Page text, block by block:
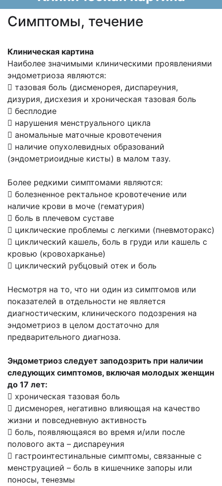
Cимптомы, течение
Клиническая картина
Наиболее значимыми клиническими проявлениями
эндометриоза являются:
 тазовая боль (дисменорея, диспареуния,
дизурия, дисхезия и хроническая тазовая боль
 бесплодие
 нарушения менструального цикла
 аномальные маточные кровотечения
 наличие опухолевидных образований
(эндометриоидные кисты) в малом тазу.
Более редкими симптомами являются:
 болезненное ректальное кровотечение или
наличие крови в моче (гематурия)
 боль в плечевом суставе
 циклические проблемы с легкими (пневмоторакс)
 циклический кашель, боль в груди или кашель с
кровью (кровохарканье)
 циклический рубцовый отек и боль
Несмотря на то, что ни один из симптомов или
показателей в отдельности не является
диагностическим, клинического подозрения на
эндометриоз в целом достаточно для
предварительного диагноза.
Эндометриоз следует заподозрить при наличии
следующих симптомов, включая молодых женщин
до 17 лет:
 хроническая тазовая боль
 дисменорея, негативно влияющая на качество
жизни и повседневную активность
 боль, появляющаяся во время и/или после
полового акта – диспареуния
 гастроинтестинальные симптомы, связанные с
менструацией – боль в кишечнике запоры или
поносы, тенезмы